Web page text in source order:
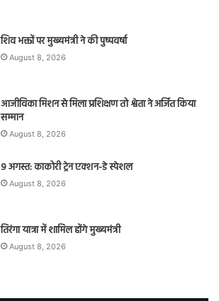
शिव भक्तों पर मुख्यमंत्री ने की पुष्पवर्षा
August 8, 2026
आजीविका मिशन से मिला प्रशिक्षण तो श्वेता ने अर्जित किया
सम्मान
August 8, 2026
9 अगस्त: काकोरी ट्रेन एक्शन-डे स्पेशल
August 8, 2026
तिरंगा यात्रा में शामिल होंगे मुख्यमंत्री
August 8, 2026